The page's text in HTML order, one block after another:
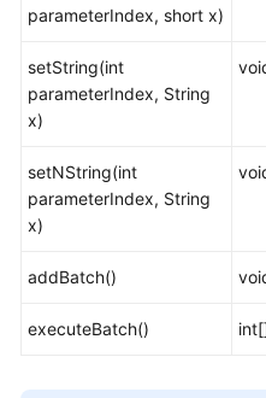
parameterIndex, short x)
setString(int
parameterIndex, String
x)
setNString(int
parameterIndex, String
x)
addBatch()
executeBatch()